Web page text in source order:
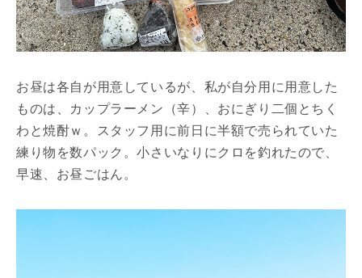
お昼は各自が用意しているが、私が自分用に用意した
ものは、カップラーメン（辛）、おにぎり二個とちく
わと焼酎ｗ。スタッフ用に前日に半額で売られていた
練り物を数パック。小さいなりにクロを釣れたので、
早速、お昼ごはん。